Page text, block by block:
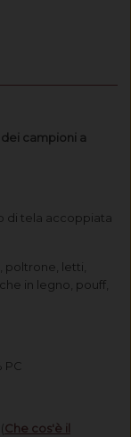
campioni a
di tela accoppiata
poltrone, letti,
in legno, pouff,
PC
(Che cos'è il